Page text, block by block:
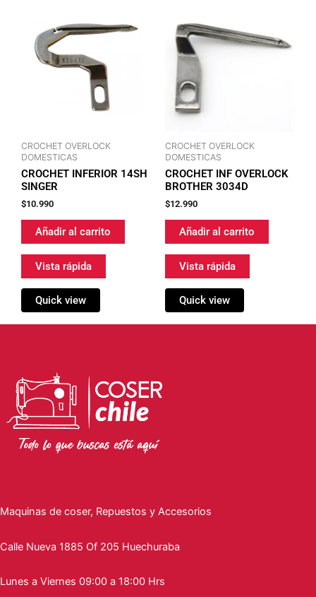
CROCHET OVERLOCK
DOMESTICAS
CROCHET INFERIOR 14SH
SINGER
$10.990
Añadir al carrito
Vista rápida
Quick view
CROCHET OVERLOCK
DOMESTICAS
CROCHET INF OVERLOCK
BROTHER 3034D
$12.990
Añadir al carrito
Vista rápida
Quick view
Maquinas de coser, Repuestos y Accesorios
Calle Nueva 1885 Of 205 Huechuraba
Lunes a Viernes 09:00 a 18:00 Hrs